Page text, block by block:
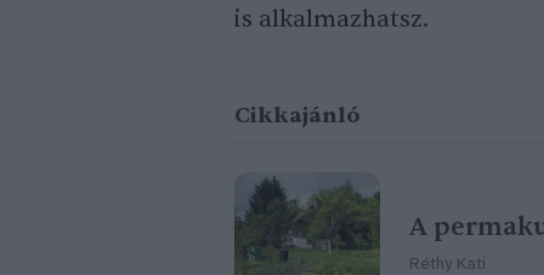
is alkalmazhatsz.
Cikkajánló
A
Réthy Kati